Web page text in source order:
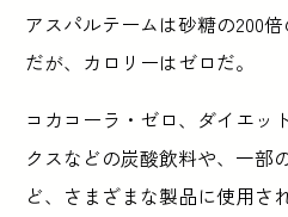
アスパルテームは砂糖の200
だが、カロリーはゼロだ。
コカコーラ・ゼロ、ダイエッ
クスなどの炭酸飲料や、一部
ど、さまざまな製品に使用さ